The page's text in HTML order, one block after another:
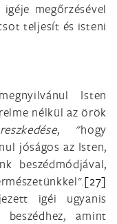
megőrzésével
teljesít és isteni
Isten
nélkül az örök
, "hogy
jóságos az Isten,
beszédmódjával,
[27]
igéi ugyanis
amint